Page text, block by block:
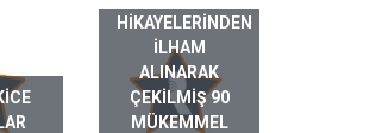
HIKAYELERINDEN
ILHAM
ALINARAK
ÇEKILMIŞ 90
MÜKEMMEL